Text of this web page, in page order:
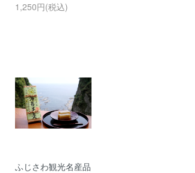
1,250円(税込)
ふじさわ観光名産品